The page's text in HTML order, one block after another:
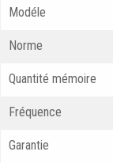
Modéle
Norme
Quantité mémoire
Fréquence
Garantie